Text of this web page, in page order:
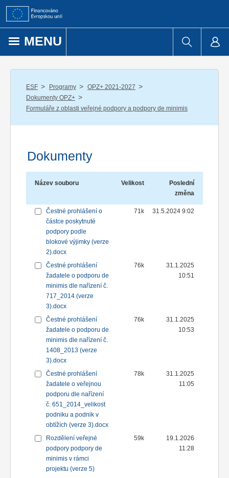
Přejít k obsahu
MENU
ESF / Programy / OPZ+ 2021-2027 /
Dokumenty OPZ+ /
Formuláře z oblasti veřejné podpory a podpory de minimis
Dokumenty
Název souboru Velikost
Poslední
změna
Čestné prohlášení o
částce poskytnuté
podpory podle
blokové výjimky (verze
2).docx
71k 31.5.2024 9:02
Čestné prohlášení
žadatele o podporu de
minimis dle nařízení č.
717_2014 (verze
3).docx
76k
31.1.2025
10:51
Čestné prohlášení
žadatele o podporu de
minimis dle nařízení č.
1408_2013 (verze
3).docx
76k
31.1.2025
10:53
Čestné prohlášení
žadatele o veřejnou
podporu dle nařízení
č. 651_2014_velikost
podniku a podnik v
obtížích (verze 3).docx
78k
31.1.2025
11:05
Rozdělení veřejné
podpory podpory de
minimis v rámci
projektu (verze 5)
59k
19.1.2026
11:28